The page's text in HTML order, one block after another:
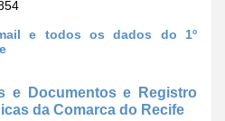
e todos os dados do 1º
e Documentos e Registro
da Comarca do Recife